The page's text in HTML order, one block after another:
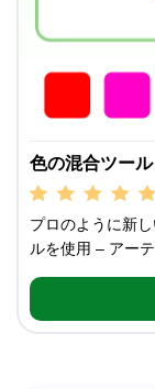
色の混合ツール
プロのように新
ルを使用 – アー